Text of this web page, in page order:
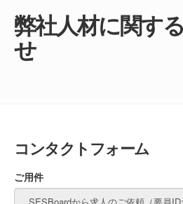
弊社人材に関す
せ
コンタクトフォーム
ご用件